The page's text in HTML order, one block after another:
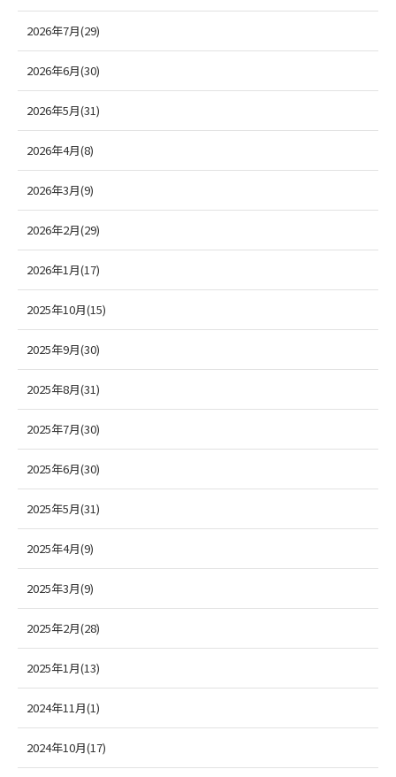
2026年7月(29)
2026年6月(30)
2026年5月(31)
2026年4月(8)
2026年3月(9)
2026年2月(29)
2026年1月(17)
2025年10月(15)
2025年9月(30)
2025年8月(31)
2025年7月(30)
2025年6月(30)
2025年5月(31)
2025年4月(9)
2025年3月(9)
2025年2月(28)
2025年1月(13)
2024年11月(1)
2024年10月(17)